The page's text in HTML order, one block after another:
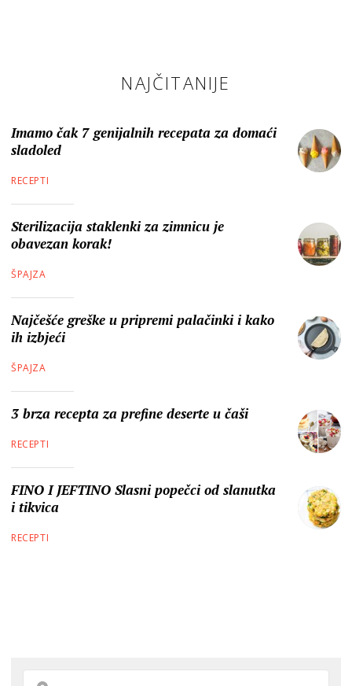
NAJČITANIJE
Imamo čak 7 genijalnih recepata za domaći
sladoled
RECEPTI
Sterilizacija staklenki za zimnicu je
obavezan korak!
ŠPAJZA
Najčešće greške u pripremi palačinki i kako
ih izbjeći
ŠPAJZA
3 brza recepta za prefine deserte u čaši
RECEPTI
FINO I JEFTINO Slasni popečci od slanutka
i tikvica
RECEPTI